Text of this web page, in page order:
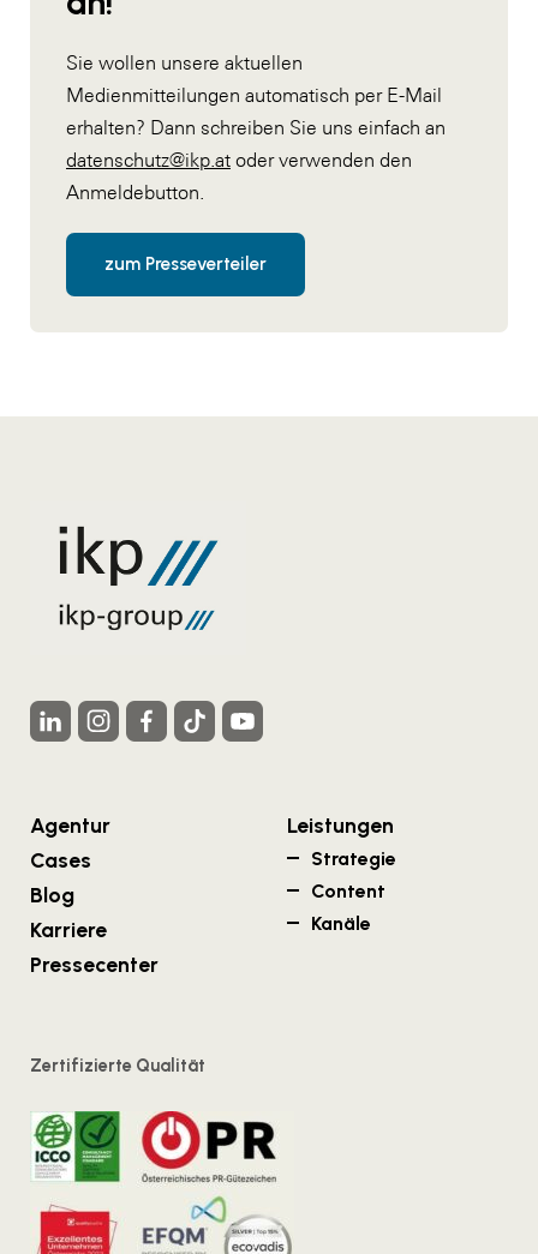
Sie wollen unsere aktuellen
Medienmitteilungen automatisch per E-Mail
erhalten? Dann schreiben Sie uns einfach an
datenschutz@ikp.at oder verwenden den
Anmeldebutton.
zum Presseverteiler
Agentur
Cases
Blog
Karriere
Pressecenter
Leistungen
Strategie
Content
Kanäle
Zertifizierte Qualität